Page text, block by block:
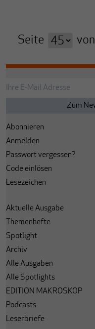
Seite von
Abonnieren
Anmelden
Passwort vergessen?
Code einlösen
Lesezeichen
Aktuelle Ausgabe
Themenhefte
Spotlight
Archiv
Alle Ausgaben
Alle Spotlights
EDITION MAKROSKOP
Podcasts
Leserbriefe